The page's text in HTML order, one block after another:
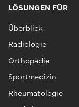
LÖSUNGEN FÜR
Überblick
Radiologie
Orthopädie
Sportmedizin
Rheumatologie